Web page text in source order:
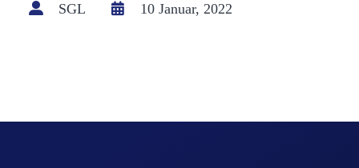
SGL 10 Januar, 2022